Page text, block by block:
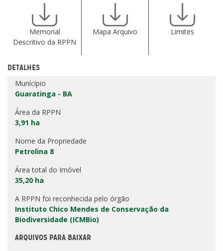
Memorial
Descritivo da RPPN
Mapa Arquivo Limites
DETALHES
Munícipio
Guaratinga - BA
Área da RPPN
3,91 ha
Nome da Propriedade
Petrolina 8
Área total do Imóvel
35,20 ha
A RPPN foi reconhecida pelo órgão
Instituto Chico Mendes de Conservação da
Biodiversidade (ICMBio)
ARQUIVOS PARA BAIXAR